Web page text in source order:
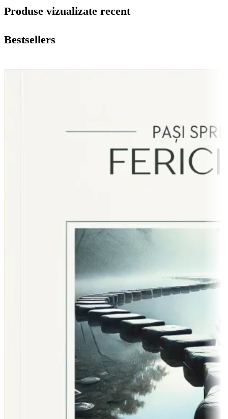
Produse vizualizate recent
Bestsellers